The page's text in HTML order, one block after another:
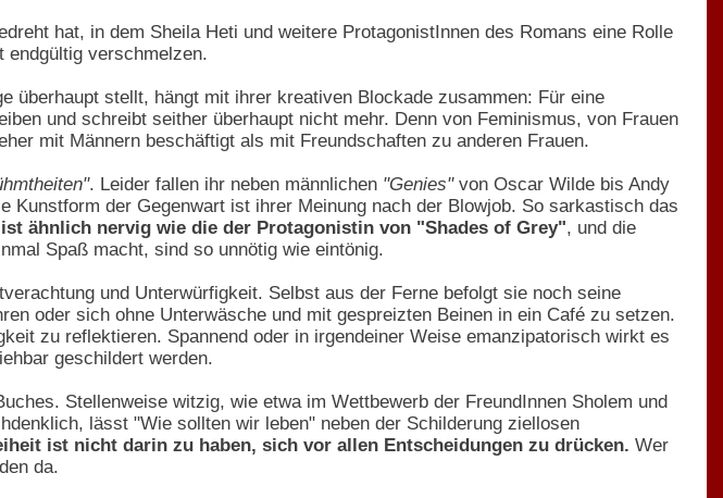
hat, in dem Sheila Heti und weitere ProtagonistInnen des Romans eine Rolle
endgültig verschmelzen.
überhaupt stellt, hängt mit ihrer kreativen Blockade zusammen: Für eine
und schreibt seither überhaupt nicht mehr. Denn von Feminismus, von Frauen
mit Männern beschäftigt als mit Freundschaften zu anderen Frauen.
. Leider fallen ihr neben männlichen "Genies"von Oscar Wilde bis Andy
Kunstform der Gegenwart ist ihrer Meinung nach der Blowjob. So sarkastisch das
ähnlich nervig wie die der Protagonistin von "Shades of Grey", und die
Spaß macht, sind so unnötig wie eintönig.
und Unterwürfigkeit. Selbst aus der Ferne befolgt sie noch seine
oder sich ohne Unterwäsche und mit gespreizten Beinen in ein Café zu setzen.
zu reflektieren. Spannend oder in irgendeiner Weise emanzipatorisch wirkt es
geschildert werden.
Stellenweise witzig, wie etwa im Wettbewerb der FreundInnen Sholem und
lässt "Wie sollten wir leben" neben der Schilderung ziellosen
ist nicht darin zu haben, sich vor allen Entscheidungen zu drücken. Wer
da.